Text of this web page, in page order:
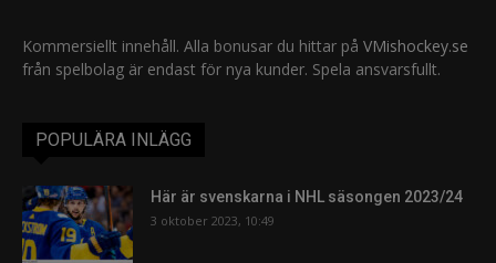
Kommersiellt innehåll. Alla bonusar du hittar på VMishockey.se
från spelbolag är endast för nya kunder. Spela ansvarsfullt.
POPULÄRA INLÄGG
Här är svenskarna i NHL säsongen 2023/24
3 oktober 2023, 10:49